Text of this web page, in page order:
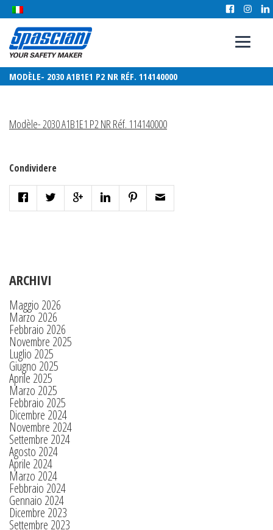
MODÈLE- 2030 A1B1E1 P2 NR RÉF. 114140000
Modèle- 2030 A1B1E1 P2 NR Réf. 114140000
Condividere
ARCHIVI
Maggio 2026
Marzo 2026
Febbraio 2026
Novembre 2025
Luglio 2025
Giugno 2025
Aprile 2025
Marzo 2025
Febbraio 2025
Dicembre 2024
Novembre 2024
Settembre 2024
Agosto 2024
Aprile 2024
Marzo 2024
Febbraio 2024
Gennaio 2024
Dicembre 2023
Settembre 2023